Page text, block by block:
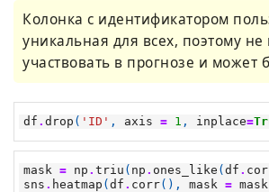
Колонка с идентификатором
уникальная для всех, поэтому
участвовать в прогнозе и может
df .drop ( 'ID' , axis = 1 , inplace=
mask = np .triu ( np . ones_like (df .
sns . heatmap (df . corr(), mask = mask